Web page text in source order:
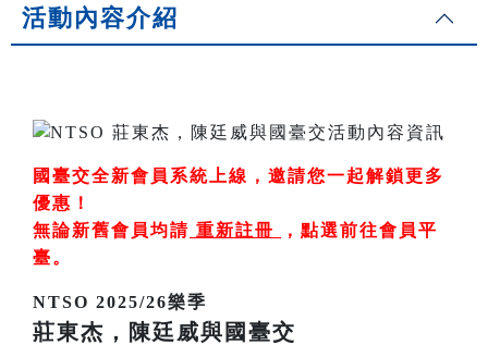
活動內容介紹
國臺交全新會員系統上線，邀請您一起解鎖更多
優惠！
無論新舊會員均請 重新註冊 ， 點選前往會員平
臺。
NTSO 2025/26樂季
莊東杰，陳廷威與國臺交